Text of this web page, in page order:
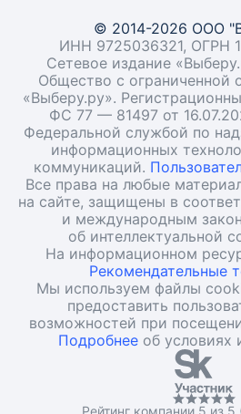
© 2014-2026 ООО
ИНН 9725036321, ОГРН
Сетевое издание
Общество с ограниченной
«Выберу.ру».
ФС 77 — 81497 от
Федеральной службой по
информационных
коммуникаций.
Все права на любые
на сайте, защищены в
и международным
об интеллектуальной
На информационном
Рекомендательные
Мы используем файлы
предоставить
возможностей при
Подробнее об условиях